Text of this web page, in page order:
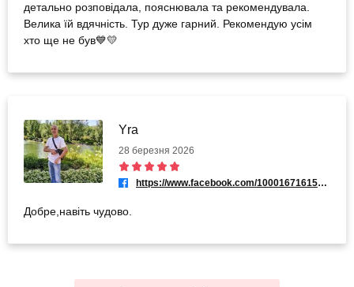
детально розповідала, пояснювала та рекомендувала.
Велика їй вдячність. Тур дуже гарний. Рекомендую усім
хто ще не був💙💛
Yra
28 березня 2026
https://www.facebook.com/100016716156870
Добре,навіть чудово.